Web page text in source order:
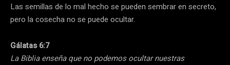
Las semillas de lo mal hecho se pueden sembrar en secreto,
pero la cosecha no se puede ocultar.
Gálatas 6:7
La Biblia enseña que no podemos ocultar nuestras